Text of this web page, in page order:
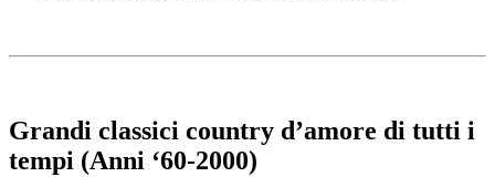
Grandi classici country d’amore di tutti i
tempi (Anni ‘60-2000)